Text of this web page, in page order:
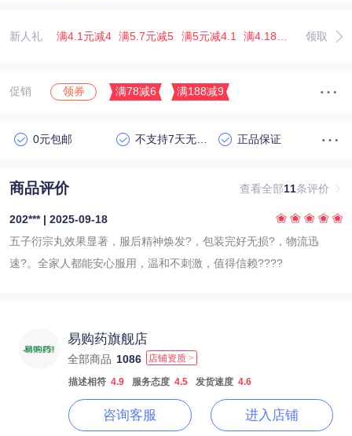
新人礼 领取
满4.1元减4 满5.7元减5 满5元减4.1 满4.18元减4 满6.67
促销 领券 满78减6 满188减9
0元包邮 不支持7天无理由退货 正品保证
商品评价 查看全部11条评价
202*** | 2025-09-18
五子衍宗丸效果显著，服后精神焕发?，包装完好无损?，物流迅
速?。全家人都能安心服用，温和不刺激，值得信赖????
易购药旗舰店
全部商品 1086 店铺资质 >
描述相符 4.9 服务态度 4.5 发货速度 4.6
咨询客服 进入店铺